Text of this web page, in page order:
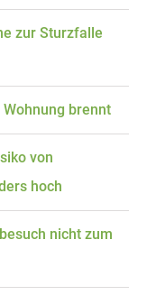
zur Sturzfalle
brennt
von
hoch
nicht zum